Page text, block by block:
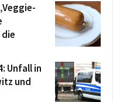
Unfall in
und